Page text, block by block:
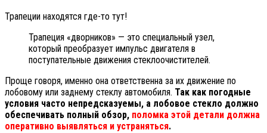
Трапеции находятся где-то тут!
Трапеция «дворников» — это специальный узел,
который преобразует импульс двигателя в
поступательные движения стеклоочистителей.
Проще говоря, именно она ответственна за их движение по
лобовому или заднему стеклу автомобиля. Так как погодные
условия часто непредсказуемы, а лобовое стекло должно
обеспечивать полный обзор, поломка этой детали должна
оперативно выявляться и устраняться.